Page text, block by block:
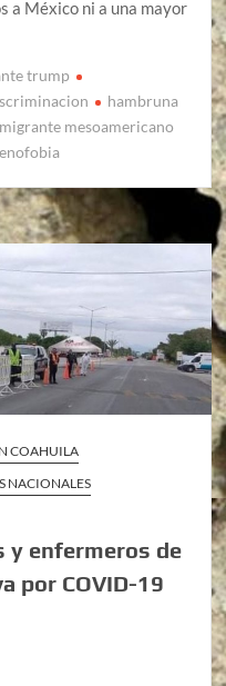
a México ni a una mayor
trump
hambruna
mesoamericano
COAHUILA
NACIONALES
y enfermeros de
por COVID-19